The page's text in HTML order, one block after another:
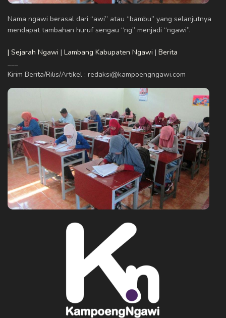
Nama ngawi berasal dari “awi” atau “bambu” yang selanjutnya
mendapat tambahan huruf sengau “ng” menjadi “ngawi”.
| Sejarah Ngawi | Lambang Kabupaten Ngawi | Berita
Kirim Berita/Rilis/Artikel : redaksi@kampoengngawi.com